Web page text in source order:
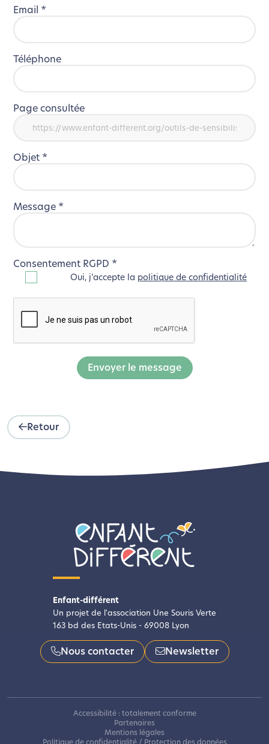
Email *
Téléphone
Page consultée
Objet *
Message *
Consentement RGPD *
Oui, j’accepte la politique de confidentialité
Envoyer le message
Retour
Enfant-différent
Un projet de l'association Une Souris Verte
163 bd des Etats-Unis - 69008 Lyon
Nous contacter Newsletter
Accessibilité : totalement conforme
Partenaires
Mentions légales
Politique de confidentialité / Protection des données